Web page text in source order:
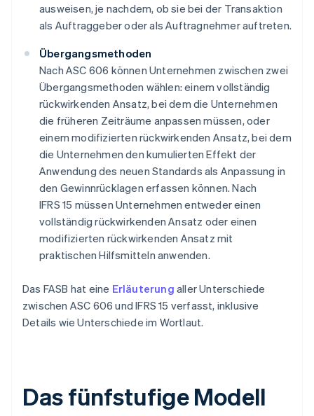
ausweisen, je nachdem, ob sie bei der Transaktion
als Auftraggeber oder als Auftragnehmer auftreten.
Übergangsmethoden
Nach ASC 606 können Unternehmen zwischen zwei
Übergangsmethoden wählen: einem vollständig
rückwirkenden Ansatz, bei dem die Unternehmen
die früheren Zeiträume anpassen müssen, oder
einem modifizierten rückwirkenden Ansatz, bei dem
die Unternehmen den kumulierten Effekt der
Anwendung des neuen Standards als Anpassung in
den Gewinnrücklagen erfassen können. Nach
IFRS 15 müssen Unternehmen entweder einen
vollständig rückwirkenden Ansatz oder einen
modifizierten rückwirkenden Ansatz mit
praktischen Hilfsmitteln anwenden.
Das FASB hat eine Erläuterung aller Unterschiede
zwischen ASC 606 und IFRS 15 verfasst, inklusive
Details wie Unterschiede im Wortlaut.
Das fünfstufige Modell